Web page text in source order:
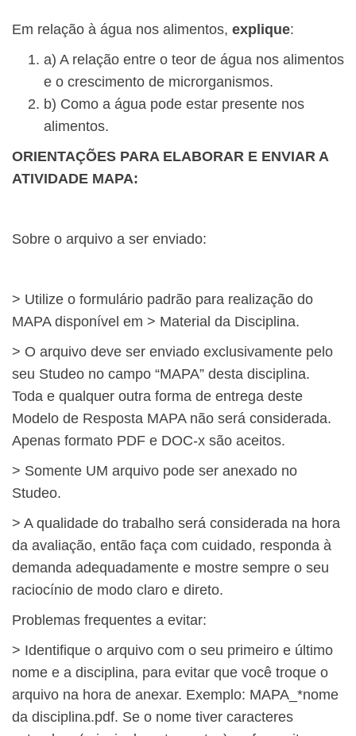
Em relação à água nos alimentos, explique:
a) A relação entre o teor de água nos alimentos
e o crescimento de microrganismos.
b) Como a água pode estar presente nos
alimentos.
ORIENTAÇÕES PARA ELABORAR E ENVIAR A
ATIVIDADE MAPA:
Sobre o arquivo a ser enviado:
> Utilize o formulário padrão para realização do
MAPA disponível em > Material da Disciplina.
> O arquivo deve ser enviado exclusivamente pelo
seu Studeo no campo “MAPA” desta disciplina.
Toda e qualquer outra forma de entrega deste
Modelo de Resposta MAPA não será considerada.
Apenas formato PDF e DOC-x são aceitos.
> Somente UM arquivo pode ser anexado no
Studeo.
> A qualidade do trabalho será considerada na hora
da avaliação, então faça com cuidado, responda à
demanda adequadamente e mostre sempre o seu
raciocínio de modo claro e direto.
Problemas frequentes a evitar:
> Identifique o arquivo com o seu primeiro e último
nome e a disciplina, para evitar que você troque o
arquivo na hora de anexar. Exemplo: MAPA_*nome
da disciplina.pdf. Se o nome tiver caracteres